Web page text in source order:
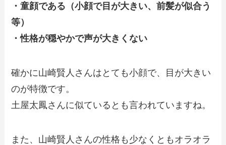
・童顔である（小顔で目が大きい、前髪が似合う
等）
・性格が穏やかで声が大きくない
確かに山崎賢人さんはとても小顔で、目が大きい
のが特徴です。
土屋太鳳さんに似ているとも言われていますね。
また、山崎賢人さんの性格も少なくともオラオラ